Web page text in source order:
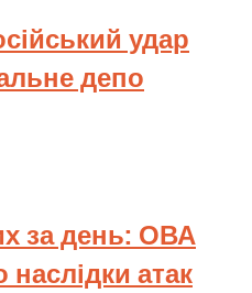
удар
депо
за день: ОВА
атак